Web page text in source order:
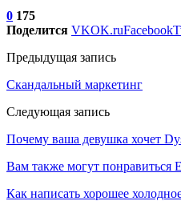
0 175
Поделится VKOK.ruFacebook
Предыдущая запись
Скандальный маркетинг
Следующая запись
Почему ваша девушка хочет
Вам также могут понравиться
Как написать хорошее